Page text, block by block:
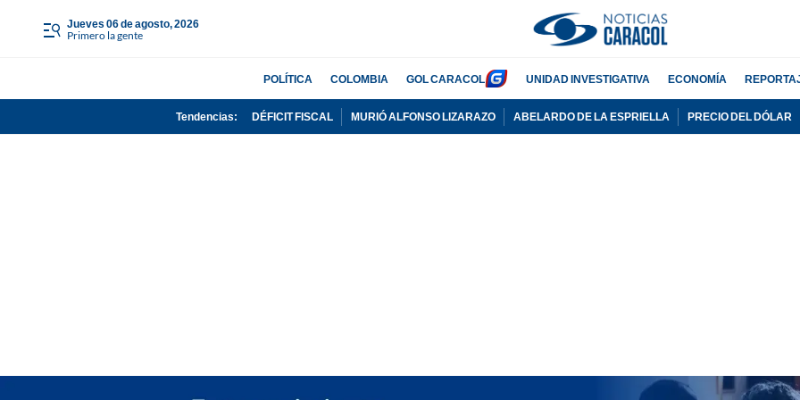
jueves 06 de agosto, 2026
Primero la gente
POLÍTICA COLOMBIA GOL CARACOL UNIDAD INVESTIGATIVA ECONOMÍA
Tendencias: DÉFICIT FISCAL MURIÓ ALFONSO LIZARAZO ABELARDO DE LA ESPRIELLA PRECIO DEL DÓLAR